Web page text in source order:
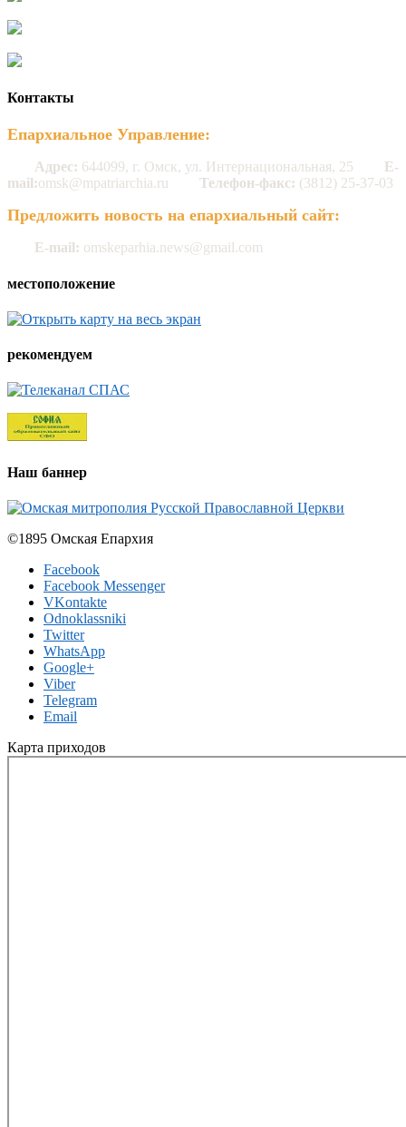
Контакты
Епархиальное Управление:
Адрес: 644099, г. Омск, ул. Интернациональная, 25
E-
mail:omsk@mpatriarchia.ru Телефон-факс: (3812) 25-37-03
Предложить новость на епархиальный сайт:
E-mail: omskeparhia.news@gmail.com
местоположение
рекомендуем
Наш баннер
©1895 Омская Епархия
Facebook
Facebook Messenger
VKontakte
Odnoklassniki
Twitter
WhatsApp
Google+
Viber
Telegram
Email
Карта приходов